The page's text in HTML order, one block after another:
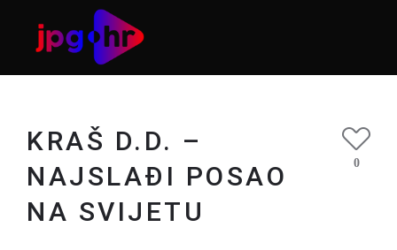
KRAŠ D.D. –
NAJSLAĐI POSAO
NA SVIJETU
0